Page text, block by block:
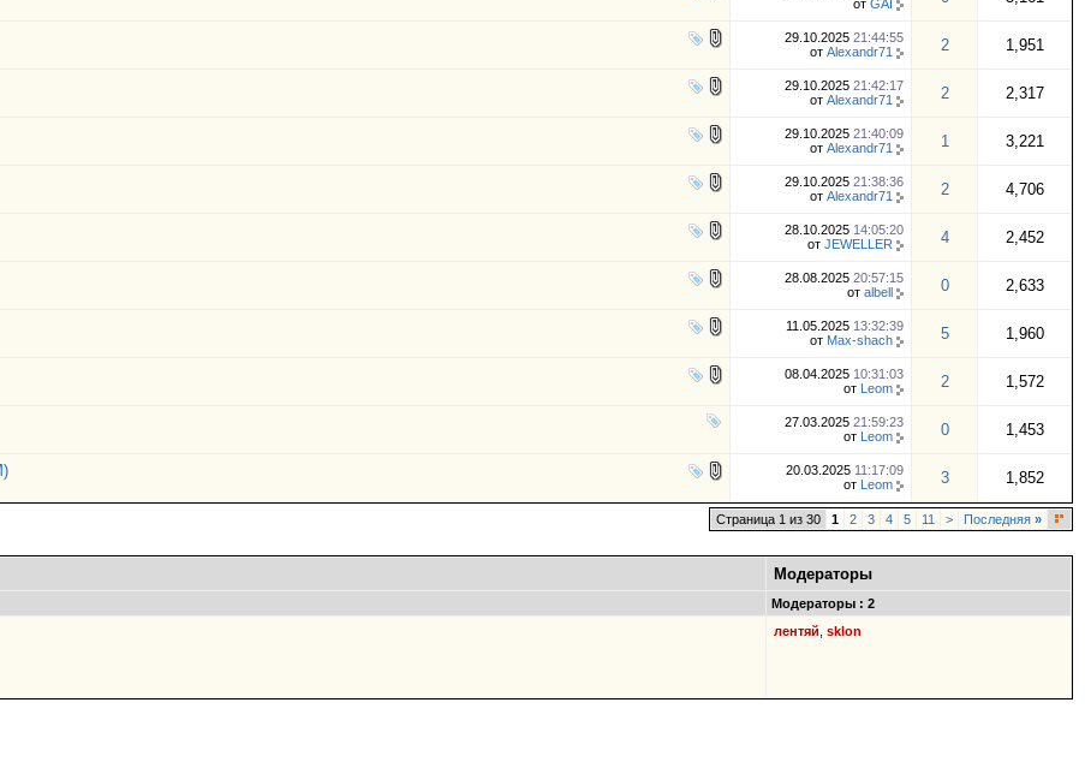
от GAI
29.10.2025 21:44:55
от Alexandr71 2 1,951
29.10.2025 21:42:17
от Alexandr71 2 2,317
29.10.2025 21:40:09
от Alexandr71 1 3,221
29.10.2025 21:38:36
от Alexandr71 2 4,706
28.10.2025 14:05:20
от JEWELLER 4 2,452
28.08.2025 20:57:15
от albell 0 2,633
11.05.2025 13:32:39
от Max-shach 5 1,960
08.04.2025 10:31:03
от Leom 2 1,572
27.03.2025 21:59:23
от Leom 0 1,453
20.03.2025 11:17:09
от Leom 3 1,852
Страница 1 из 30 1 2 3 4 5 11 > Последняя »
Модераторы
Модераторы : 2
лентяй sklon